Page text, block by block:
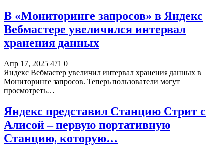
В «Мониторинге запросов» в Яндекс
Вебмастере увеличился интервал
хранения данных
Апр 17, 2025 471 0
Яндекс Вебмастер увеличил интервал хранения данных в
Мониторинге запросов. Теперь пользователи могут
просмотреть…
Яндекс представил Станцию Стрит с
Алисой – первую портативную
Станцию, которую…